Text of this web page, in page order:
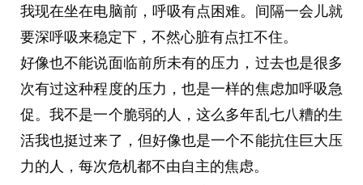
我现在坐在电脑前，呼吸有点困难。间隔一会儿就
要深呼吸来稳定下，不然心脏有点扛不住。
好像也不能说面临前所未有的压力，过去也是很多
次有过这种程度的压力，也是一样的焦虑加呼吸急
促。我不是一个脆弱的人，这么多年乱七八糟的生
活我也挺过来了，但好像也是一个不能抗住巨大压
力的人，每次危机都不由自主的焦虑。